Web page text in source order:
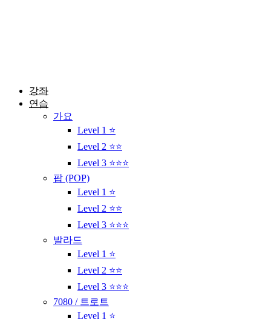
강좌
연습
가요
Level 1 ⭐
Level 2 ⭐⭐
Level 3 ⭐⭐⭐
팝 (POP)
Level 1 ⭐
Level 2 ⭐⭐
Level 3 ⭐⭐⭐
발라드
Level 1 ⭐
Level 2 ⭐⭐
Level 3 ⭐⭐⭐
7080 / 트로트
Level 1 ⭐